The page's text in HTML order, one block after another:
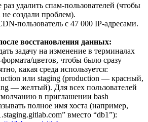
удалить спам-пользователей (чтобы
создали проблем).
пользователь с 47 000 IP-адресами.
восстановления данных:
задачу на изменение в терминалах
формата/цветов, чтобы было сразу
какая среда используется:
или staging (production — красный,
— желтый). Для всех пользователей
в приглашении bash
полное имя хоста (например,
вместо “db1”):